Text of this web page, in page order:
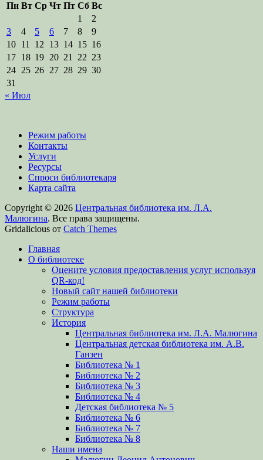
Пн Вт Ср Чт Пт Сб Вс
1
2
3
4 5 6 7 8
9
10 11 12 13 14 15 16
17 18 19 20 21 22 23
24 25 26 27 28 29 30
31
« Июл
Режим работы
Контакты
Услуги
Ресурсы
Спроси библиотекаря
Карта сайта
Copyright © 2026 Центральная библиотека им. Л.А.
Малюгина. Все права защищены.
Gridalicious от Catch Themes
вверх
Главная
О библиотеке
Оцените условия предоставления услуг используя
QR-код!
Новый сайт нашей библиотеки
Режим работы
Структура
История
Центральная библиотека им. Л.А. Малюгина
Центральная детская библиотека им. А.В.
Ганзен
Библиотека № 1
Библиотека № 2
Библиотека № 3
Библиотека № 4
Детская библиотека № 5
Библиотека № 6
Библиотека № 7
Библиотека № 8
Наши имена